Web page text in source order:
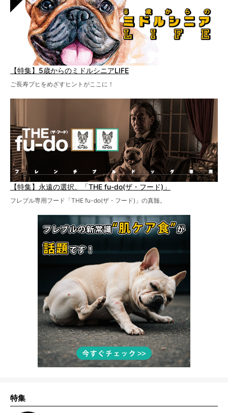
【特集】5歳からのミドルシニアLIFE
ご長寿ブヒをめざすヒントがここに！
【特集】永遠の選択。「THE fu-do(ザ・フード)」
フレブル専用フード「THE fu-do(ザ・フード)」の真髄。
特集